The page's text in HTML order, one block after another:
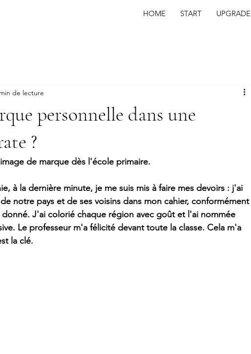
HOME START UPGRADE
personnelle dans une
?
de lecture
de marque dès l'école primaire.
à la dernière minute, je me suis mis à faire mes devoirs : j'ai
notre pays et de ses voisins dans mon cahier, conformément
J'ai colorié chaque région avec goût et l'ai nommée
Le professeur m'a félicité devant toute la classe. Cela m'a
la clé.